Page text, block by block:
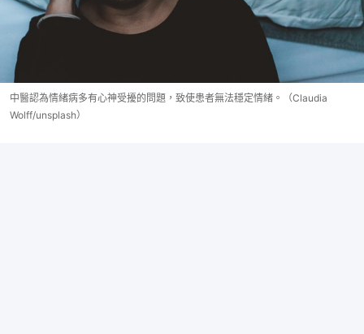
中醫認為情緒病多有心神受擾的問題，致使患者無法穩定情緒。（Claudia
Wolff/unsplash）